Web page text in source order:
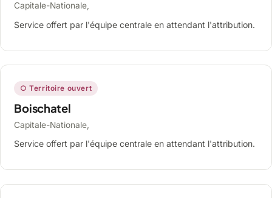
Capitale-Nationale,
Service offert par l'équipe centrale en attendant l'attribution.
○ Territoire ouvert
Boischatel
Capitale-Nationale,
Service offert par l'équipe centrale en attendant l'attribution.